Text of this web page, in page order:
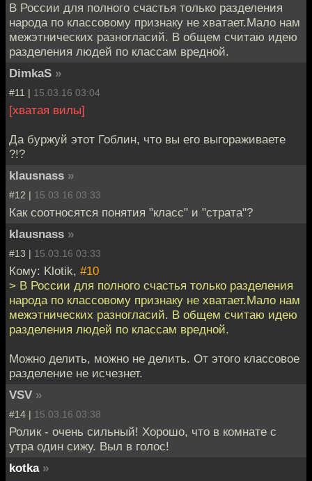
В России для полного счастья только разделения
народа по классовому признаку не хватает.Мало нам
межэтнических разногласий. В общем считаю идею
разделения людей по классам вредной.
DimkaS »
#11 | 15.03.16 03:04
[хватая вилы]
Да буржуй этот Гоблин, что вы его выгораживаете
?!?
klausnass »
#12 | 15.03.16 03:33
Как соотносятся понятия "класс" и "страта"?
klausnass »
#13 | 15.03.16 03:33
Кому: Klotik, #10
> В России для полного счастья только разделения
народа по классовому признаку не хватает.Мало нам
межэтнических разногласий. В общем считаю идею
разделения людей по классам вредной.
Можно делить, можно не делить. От этого классовое
разделение не исчезнет.
VSV »
#14 | 15.03.16 03:38
Ролик - очень сильный! Хорошо, что в комнате с
утра один сижу. Выл в голос!
kotka »